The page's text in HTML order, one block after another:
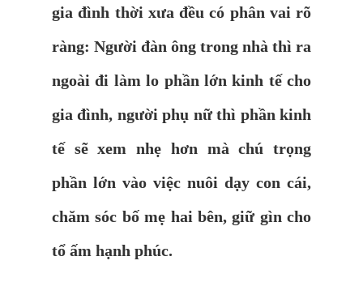
gia đình thời xưa đều có phân vai rõ
ràng: Người đàn ông trong nhà thì ra
ngoài đi làm lo phần lớn kinh tế cho
gia đình, người phụ nữ thì phần kinh
tế sẽ xem nhẹ hơn mà chú trọng
phần lớn vào việc nuôi dạy con cái,
chăm sóc bố mẹ hai bên, giữ gìn cho
tổ ấm hạnh phúc.